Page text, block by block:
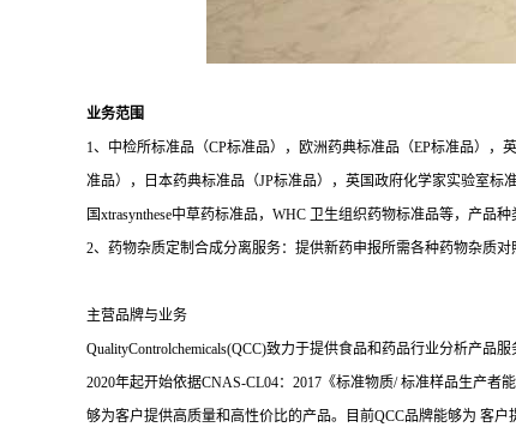
业务范围
1、中检所标准品（CP标准品），欧洲药典标准品（EP标准品），
准品），日本药典标准品（JP标准品），英国政府化学家实验室标
国xtrasynthese中草药标准品，WHC 卫生组织药物标准品等，产品种
2、药物杂质定制合成分离服务：提供新药申报所需各种药物杂质
主营品牌与业务
QualityControlchemicals(QCC)致力于提供食品和药品行业分析产
2020年起开始依据CNAS-CL04：2017《标准物质/ 标准样品生产
够为客户提供高质量和高性价比的产品。目前QCC品牌能够为 客户